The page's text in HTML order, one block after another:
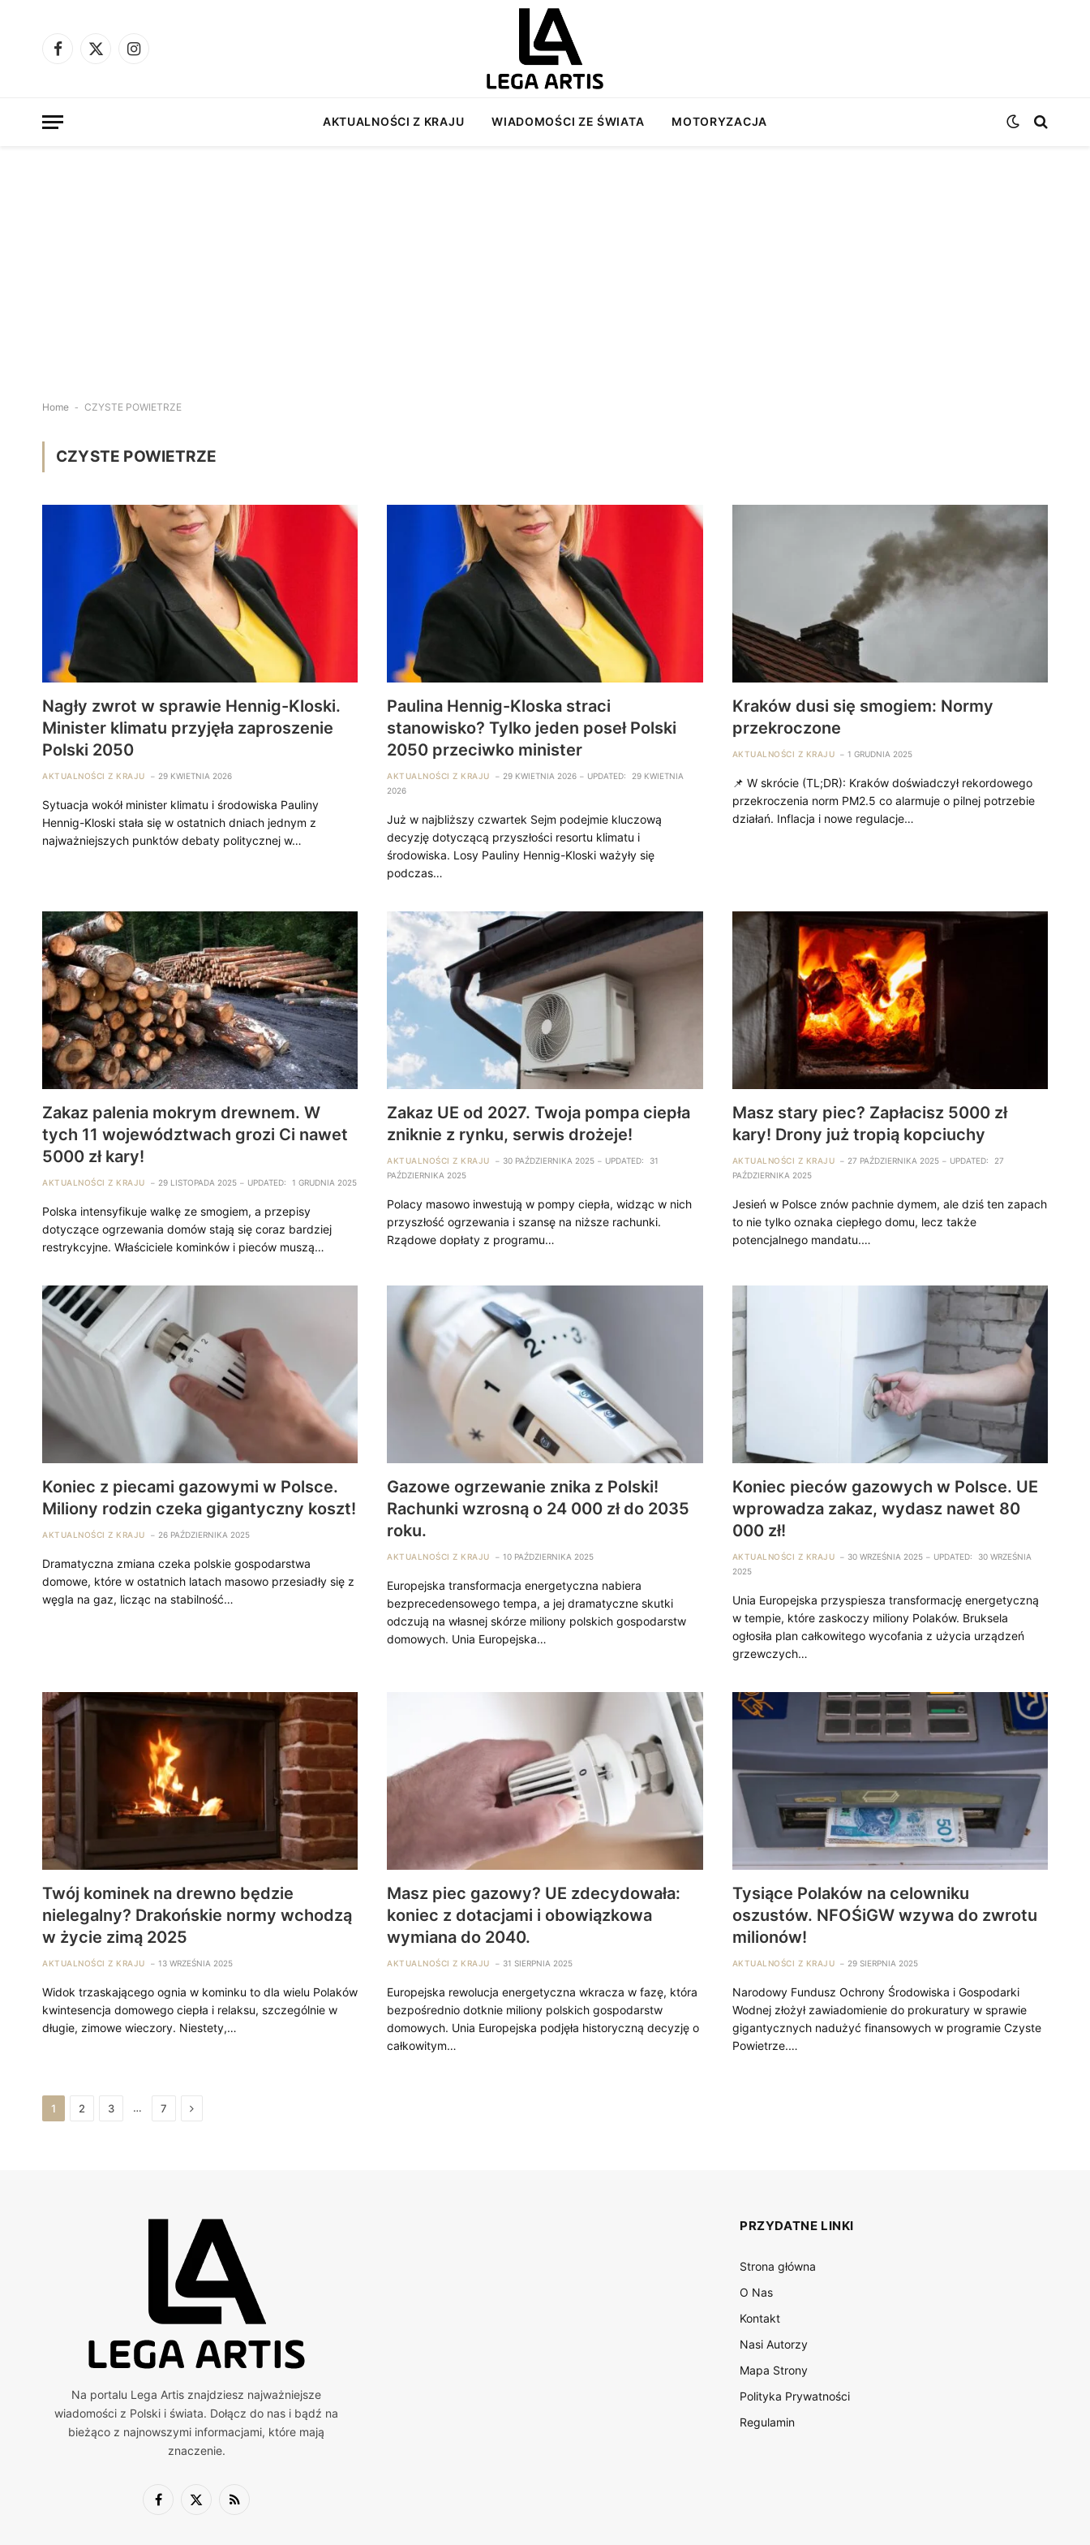
Facebook
X
Instagram
AKTUALNOŚCI Z KRAJU WIADOMOŚCI ZE ŚWIATA MOTORYZACJA
Home - CZYSTE POWIETRZE
CZYSTE POWIETRZE
Nagły zwrot w sprawie Hennig-Kloski.
Minister klimatu przyjęła zaproszenie
Polski 2050
AKTUALNOŚCI Z KRAJU 29 KWIETNIA 2026
Sytuacja wokół minister klimatu i środowiska Pauliny
Hennig-Kloski stała się w ostatnich dniach jednym z
najważniejszych punktów debaty politycznej w…
Paulina Hennig-Kloska straci
stanowisko? Tylko jeden poseł Polski
2050 przeciwko minister
AKTUALNOŚCI Z KRAJU 29 KWIETNIA 2026 UPDATED:
29 KWIETNIA
2026
Już w najbliższy czwartek Sejm podejmie kluczową
decyzję dotyczącą przyszłości resortu klimatu i
środowiska. Losy Pauliny Hennig-Kloski ważyły się
podczas…
Kraków dusi się smogiem: Normy
przekroczone
AKTUALNOŚCI Z KRAJU 1 GRUDNIA 2025
📌 W skrócie (TL;DR): Kraków doświadczył rekordowego
przekroczenia norm PM2.5 co alarmuje o pilnej potrzebie
działań. Inflacja i nowe regulacje…
Zakaz palenia mokrym drewnem. W
tych 11 województwach grozi Ci nawet
5000 zł kary!
AKTUALNOŚCI Z KRAJU 29 LISTOPADA 2025 UPDATED: 1 GRUDNIA 2025
Polska intensyfikuje walkę ze smogiem, a przepisy
dotyczące ogrzewania domów stają się coraz bardziej
restrykcyjne. Właściciele kominków i pieców muszą…
Zakaz UE od 2027. Twoja pompa ciepła
zniknie z rynku, serwis drożeje!
AKTUALNOŚCI Z KRAJU 30 PAŹDZIERNIKA 2025 UPDATED:
31
PAŹDZIERNIKA 2025
Polacy masowo inwestują w pompy ciepła, widząc w nich
przyszłość ogrzewania i szansę na niższe rachunki.
Rządowe dopłaty z programu…
Masz stary piec? Zapłacisz 5000 zł
kary! Drony już tropią kopciuchy
AKTUALNOŚCI Z KRAJU 27 PAŹDZIERNIKA 2025 UPDATED:
27
PAŹDZIERNIKA 2025
Jesień w Polsce znów pachnie dymem, ale dziś ten zapach
to nie tylko oznaka ciepłego domu, lecz także
potencjalnego mandatu.…
Koniec z piecami gazowymi w Polsce.
Miliony rodzin czeka gigantyczny koszt!
AKTUALNOŚCI Z KRAJU 26 PAŹDZIERNIKA 2025
Dramatyczna zmiana czeka polskie gospodarstwa
domowe, które w ostatnich latach masowo przesiadły się z
węgla na gaz, licząc na stabilność…
Gazowe ogrzewanie znika z Polski!
Rachunki wzrosną o 24 000 zł do 2035
roku.
AKTUALNOŚCI Z KRAJU 10 PAŹDZIERNIKA 2025
Europejska transformacja energetyczna nabiera
bezprecedensowego tempa, a jej dramatyczne skutki
odczują na własnej skórze miliony polskich gospodarstw
domowych. Unia Europejska…
Koniec pieców gazowych w Polsce. UE
wprowadza zakaz, wydasz nawet 80
000 zł!
AKTUALNOŚCI Z KRAJU 30 WRZEŚNIA 2025 UPDATED:
30 WRZEŚNIA
2025
Unia Europejska przyspiesza transformację energetyczną
w tempie, które zaskoczy miliony Polaków. Bruksela
ogłosiła plan całkowitego wycofania z użycia urządzeń
grzewczych…
Twój kominek na drewno będzie
nielegalny? Drakońskie normy wchodzą
w życie zimą 2025
AKTUALNOŚCI Z KRAJU 13 WRZEŚNIA 2025
Widok trzaskającego ognia w kominku to dla wielu Polaków
kwintesencja domowego ciepła i relaksu, szczególnie w
długie, zimowe wieczory. Niestety,…
Masz piec gazowy? UE zdecydowała:
koniec z dotacjami i obowiązkowa
wymiana do 2040.
AKTUALNOŚCI Z KRAJU 31 SIERPNIA 2025
Europejska rewolucja energetyczna wkracza w fazę, która
bezpośrednio dotknie miliony polskich gospodarstw
domowych. Unia Europejska podjęła historyczną decyzję o
całkowitym…
Tysiące Polaków na celowniku
oszustów. NFOŚiGW wzywa do zwrotu
milionów!
AKTUALNOŚCI Z KRAJU 29 SIERPNIA 2025
Narodowy Fundusz Ochrony Środowiska i Gospodarki
Wodnej złożył zawiadomienie do prokuratury w sprawie
gigantycznych nadużyć finansowych w programie Czyste
Powietrze.…
1 2 3 … 7 Next
Na portalu Lega Artis znajdziesz najważniejsze
wiadomości z Polski i świata. Dołącz do nas i bądź na
bieżąco z najnowszymi informacjami, które mają
znaczenie.
Facebook
X
RSS
PRZYDATNE LINKI
Strona główna
O Nas
Kontakt
Nasi Autorzy
Mapa Strony
Polityka Prywatności
Regulamin